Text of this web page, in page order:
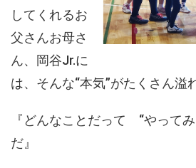
してくれるお
父さんお母さ
ん、岡谷Jr.に
は、そんな“本気”がたくさん溢
『どんなことだって “やって
だ』